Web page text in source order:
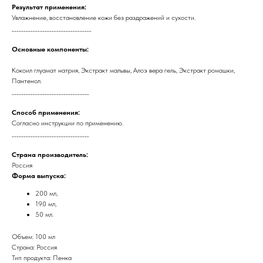
Результат применения:
Увлажнение, восстановление кожи без раздражений и сухости.
Основные компоненты:
Кокоил глуамат натрия, Экстракт мальвы, Алоэ вера гель, Экстракт ромашки,
Пантенол.
Способ применения:
Согласно инструкции по применению.
Страна производитель:
Россия
Форма выпуска:
200 мл,
190 мл,
50 мл.
Объем: 100 мл
Страна: Россия
Тип продукта: Пенка